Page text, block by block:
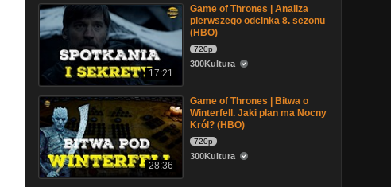
17:21
Game of Thrones | Analiza
pierwszego odcinka 8. sezonu
(HBO)
720p
300Kultura
28:36
Game of Thrones | Bitwa o
Winterfell. Jaki plan ma Nocny
Król? (HBO)
720p
300Kultura